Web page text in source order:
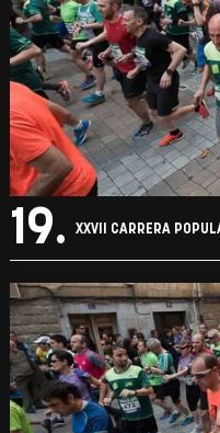
19. XXVII CARRERA